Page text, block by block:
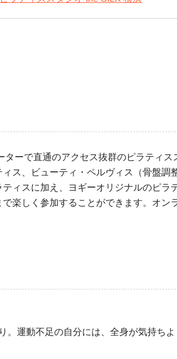
ーで直通のアクセス抜群のピラティス
ス、ビューティ・ペルヴィス（骨盤調
ィスに加え、ヨギーオリジナルのピラ
楽しく参加することができます。オン
。運動不足の自分には、全身が気持ち